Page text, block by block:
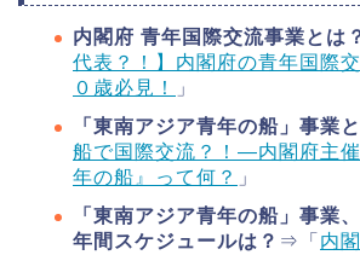
内閣府 青年国際交流事業とは
代表？！】内閣府の青年国際
０歳必見！
」
「東南アジア青年の船」事業
船で国際交流？！―内閣府主
年の船』って何？
」
「東南アジア青年の船」事業
年間スケジュールは？ ⇒「 内